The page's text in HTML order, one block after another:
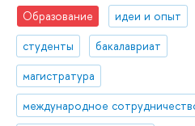
Образование
идеи и опыт
студенты
бакалавриат
магистратура
международное